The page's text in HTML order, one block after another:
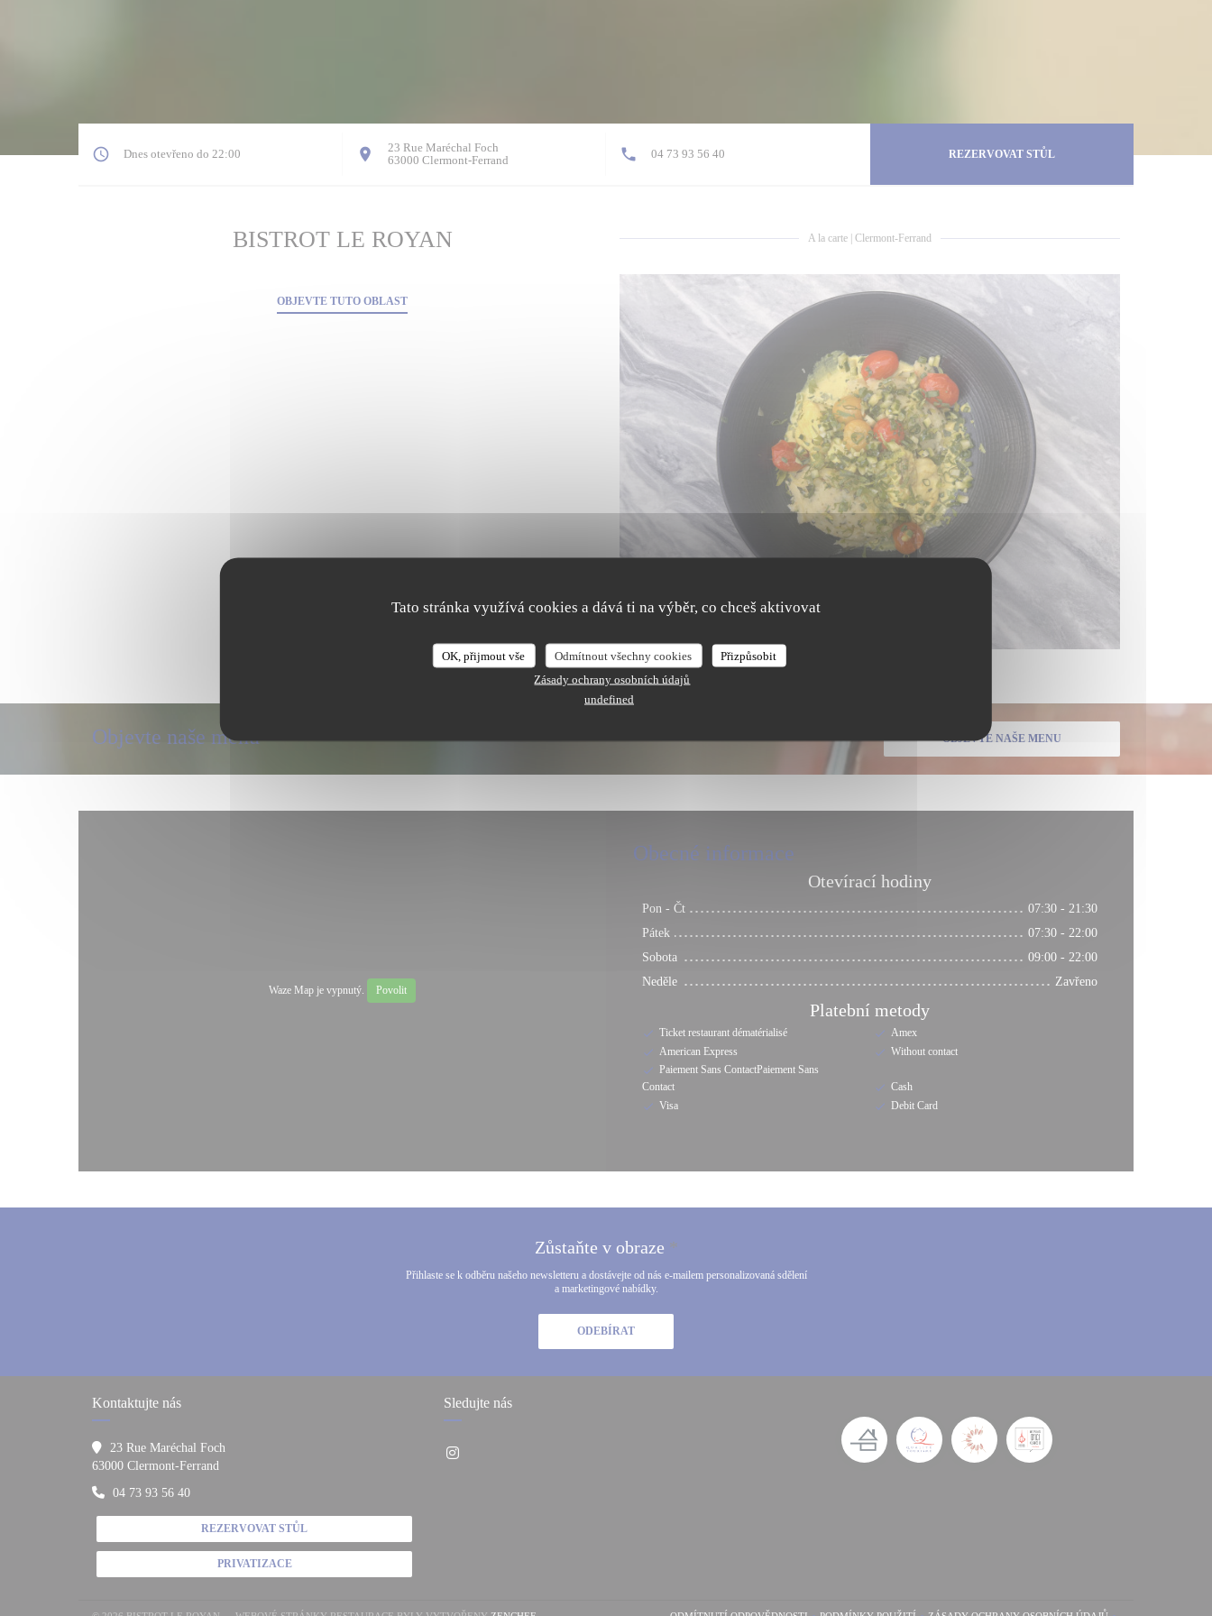
Tato stránka využívá cookies a dává ti na výběr, co chceš aktivovat
OK, přijmout vše Odmítnout všechny cookies
Přizpůsobit
Zásady ochrany osobních údajů
undefined
Dnes otevřeno do 22:00
23 Rue Maréchal Foch
63000 Clermont-Ferrand((otevře se v novém okně)) 04 73 93 56 40 REZERVOVAT STŮL
BISTROT LE ROYAN A la carte Clermont-Ferrand
OBJEVTE TUTO OBLAST
Objevte naše menu OBJEVTE NAŠE MENU
Waze Map je vypnutý. Povolit
Obecné informace
Otevírací hodiny
Pon - Čt
07:30 - 21:30
Pátek
07:30 - 22:00
Sobota
09:00 - 22:00
Neděle
Zavřeno
Platební metody
Ticket restaurant dématérialisé
Amex
American Express
Without contact
Paiement Sans ContactPaiement Sans
Contact
Cash
Visa
Debit Card
Zůstaňte v obraze *
Přihlaste se k odběru našeho newsletteru a dostávejte od nás e-mailem personalizovaná sdělení
a marketingové nabídky.
ODEBÍRAT
Kontaktujte nás
23 Rue Maréchal Foch
63000 Clermont-Ferrand
04 73 93 56 40
REZERVOVAT STŮL
PRIVATIZACE
Sledujte nás
Instagram ((otevře se v novém okně))